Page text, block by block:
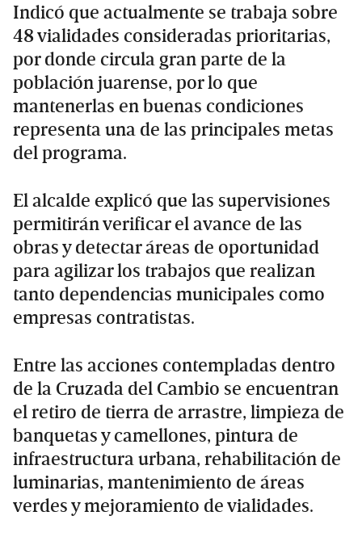
Indicó que actualmente se trabaja sobre
48 vialidades consideradas prioritarias,
por donde circula gran parte de la
población juarense, por lo que
mantenerlas en buenas condiciones
representa una de las principales metas
del programa.
El alcalde explicó que las supervisiones
permitirán verificar el avance de las
obras y detectar áreas de oportunidad
para agilizar los trabajos que realizan
tanto dependencias municipales como
empresas contratistas.
Entre las acciones contempladas dentro
de la Cruzada del Cambio se encuentran
el retiro de tierra de arrastre, limpieza de
banquetas y camellones, pintura de
infraestructura urbana, rehabilitación de
luminarias, mantenimiento de áreas
verdes y mejoramiento de vialidades.